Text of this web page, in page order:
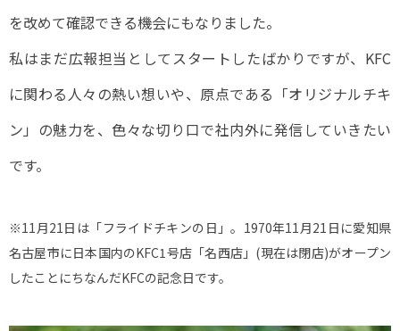
を改めて確認できる機会にもなりました。
私はまだ広報担当としてスタートしたばかりですが、KFC
に関わる人々の熱い想いや、原点である「オリジナルチキ
ン」の魅力を、色々な切り口で社内外に発信していきたい
です。
※11月21日は「フライドチキンの日」。1970年11月21日に愛知県
名古屋市に日本国内のKFC1号店「名西店」(現在は閉店)がオープン
したことにちなんだKFCの記念日です。